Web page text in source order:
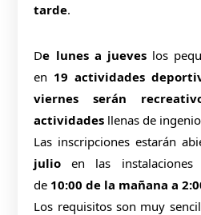
tarde.
De lunes a jueveslos
en 19 actividades
viernes serán
actividades llenas de
Las inscripciones estarán
julio en las
de 10:00 de la mañana a
Los requisitos son muy